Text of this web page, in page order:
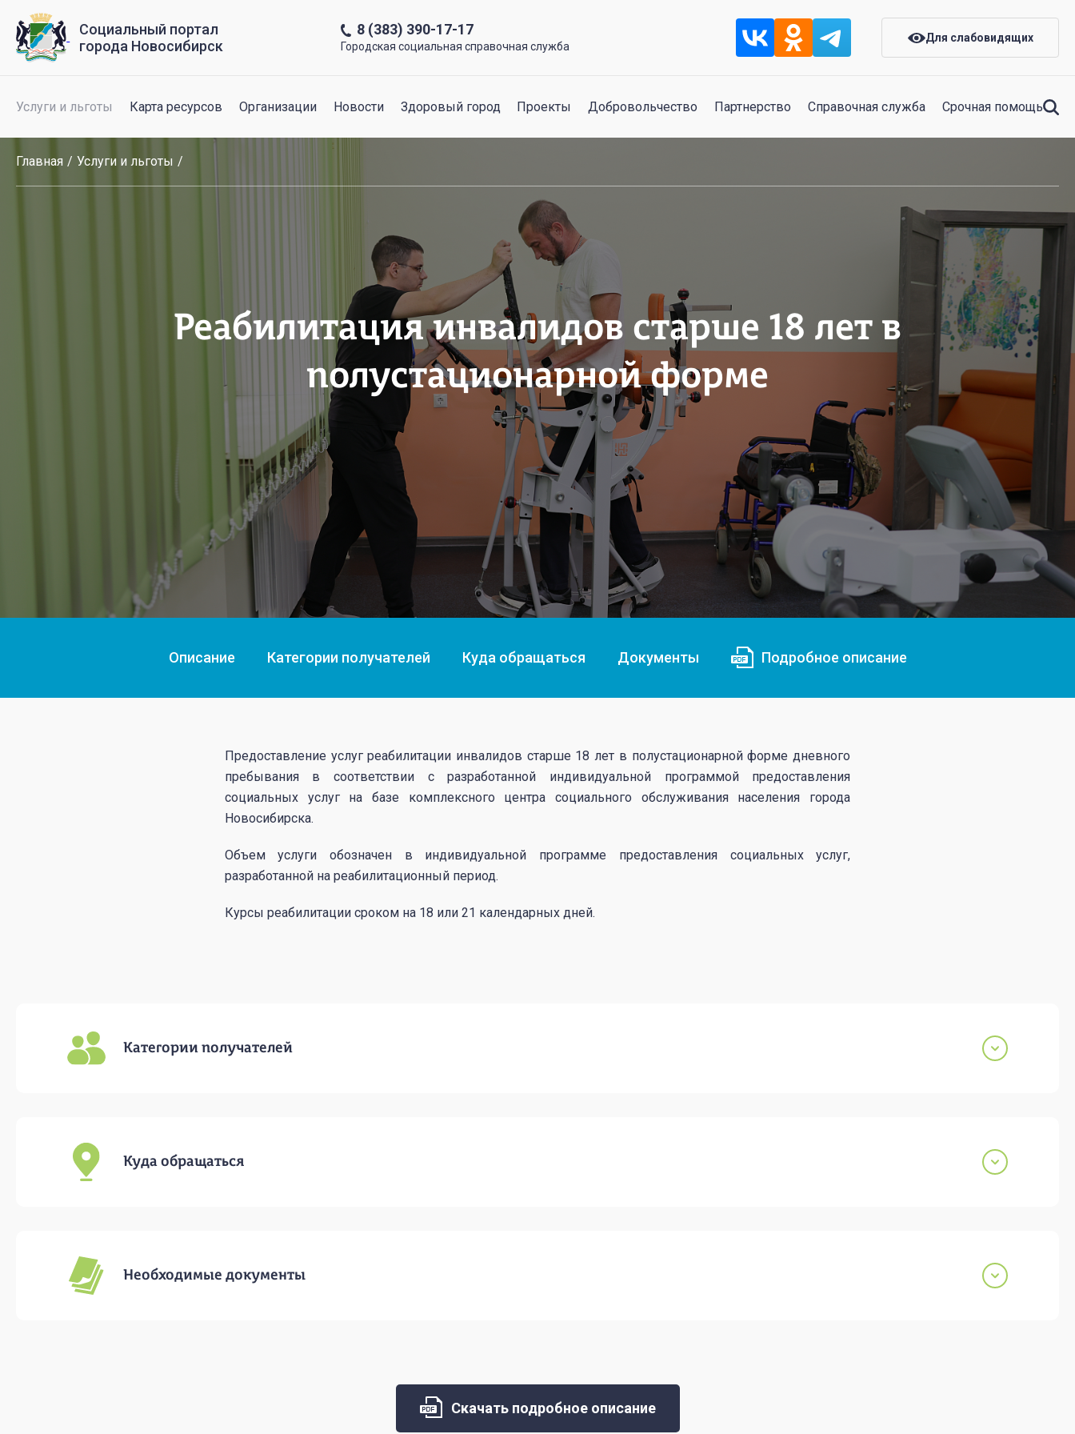
Социальный портал
города Новосибирск
8 (383) 390-17-17
Городская социальная справочная служба
Для слабовидящих
Услуги и льготы Карта ресурсов Организации Новости Здоровый город Проекты Добровольчество Партнерство Справочная служба Срочная помощь
Главная Услуги и льготы
Реабилитация инвалидов старше 18 лет в
полустационарной форме
Описание Категории получателей Куда обращаться Документы Подробное описание
Предоставление услуг реабилитации инвалидов старше 18 лет в полустационарной форме дневного
пребывания в соответствии с разработанной индивидуальной программой предоставления
социальных услуг на базе комплексного центра социального обслуживания населения города
Новосибирска.
Объем услуги обозначен в индивидуальной программе предоставления социальных услуг,
разработанной на реабилитационный период.
Курсы реабилитации сроком на 18 или 21 календарных дней.
Категории получателей
Куда обращаться
Необходимые документы
Скачать подробное описание